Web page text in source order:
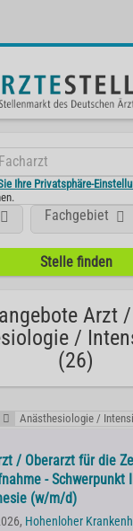
Ihre Privatsphäre-
Fachgebiet
Arzt
/
(26)
Anästhesiologie /
/ Oberarzt für die
- Schwerpunkt
(w/m/d)
Hohenloher